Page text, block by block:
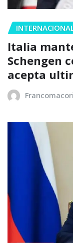
Italia
Schengen
acepta